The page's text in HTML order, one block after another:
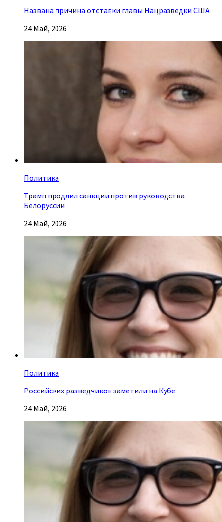
Названа причина отставки главы Нацразведки США
24 Май, 2026
Политика
Трамп продлил санкции против руководства
Белоруссии
24 Май, 2026
Политика
Российских разведчиков заметили на Кубе
24 Май, 2026